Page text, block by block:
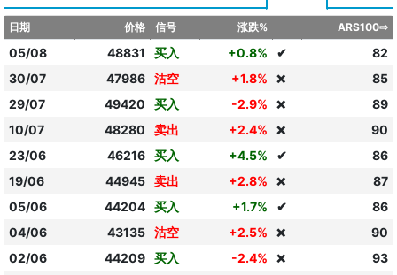
日期 价格 信号 涨跌% ARS100⇨
05/08 48831 买入 +0.8% ✔
82
30/07
47986 沽空 +1.8% ❌
85
29/07
49420 买入 -2.9% ❌
89
10/07
48280 卖出 +2.4% ❌
90
23/06
46216 买入 +4.5% ✔
86
19/06
44945 卖出 +2.8% ❌
87
05/06
44204 买入 +1.7% ✔
86
04/06
43135 沽空 +2.5% ❌
90
02/06
44209 买入 -2.4% ❌
93